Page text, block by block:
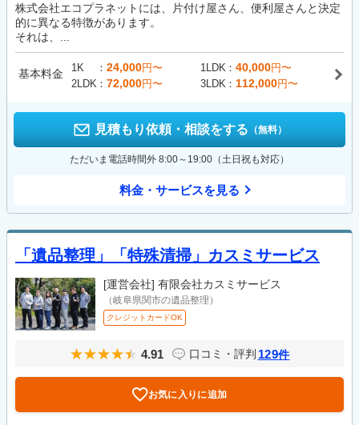
株式会社エコプラネットには、片付け屋さん、便利屋さんと決定
的に異なる特徴があります。
それは、...
基本料金 1K 24,000円〜 1LDK 40,000円〜
2LDK
72,000円〜 3LDK 112,000円〜
見積もり依頼・相談をする （無料）
ただいま電話時間外 8:00～19:00（土日祝も対応）
料金・サービスを見る
「遺品整理」「特殊清掃」カスミサービス
[運営会社] 有限会社カスミサービス
（岐阜県関市の遺品整理）
クレジットカードOK
4.91 口コミ・評判 129件
お気に入りに追加